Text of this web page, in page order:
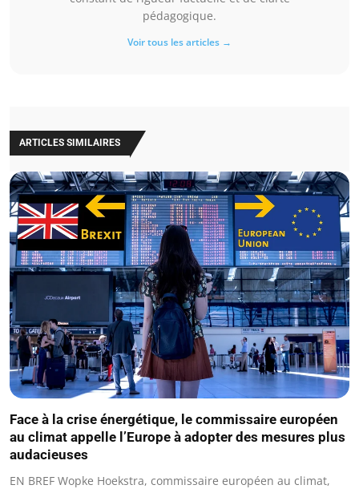
pédagogique.
Voir tous les articles →
ARTICLES SIMILAIRES
Face à la crise énergétique, le commissaire européen
au climat appelle l’Europe à adopter des mesures plus
audacieuses
EN BREF Wopke Hoekstra, commissaire européen au climat,